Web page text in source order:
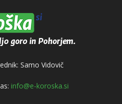
Samo Vidovič
info@e-koroska.si